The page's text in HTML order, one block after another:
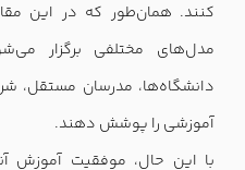
کنند. همان‌طور که در این
مدل‌های مختلفی برگزار
دانشگاه‌ها، مدرسان مستقل،
آموزشی را پوشش دهند.
با این حال، موفقیت آموزش